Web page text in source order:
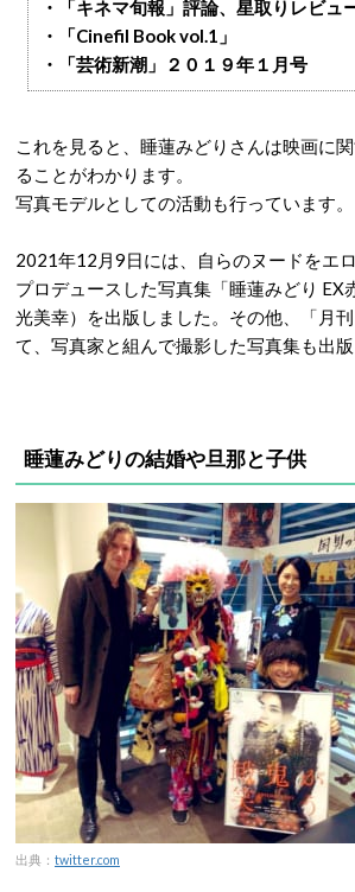
・「キネマ旬報」評論、星取りレビュ
・「​Cinefil Book vol.1」
・「芸術新潮」２０１９年１月号
これを見ると、睡蓮みどりさんは映画に
ることがわかります。
写真モデルとしての活動も行っています。
2021年12月9日には、自らのヌードをエ
プロデュースした写真集「睡蓮みどり EX
光美幸）を出版しました。その他、「月
て、写真家と組んで撮影した写真集も出版
睡蓮みどりの結婚や旦那と子供
出典： twitter.com